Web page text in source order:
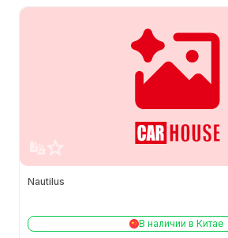
Nautilus
В наличии в Китае